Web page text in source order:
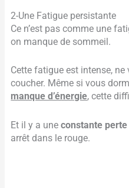
2-Une Fatigue persistante
​Ce n’est pas comme une
on manque de sommeil.
Cette fatigue est intense,
coucher. Même si vous
manque d’énergie, cette
Et il y a uneconstante perte
arrêt dans le rouge.